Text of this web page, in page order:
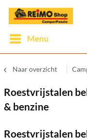
Menu
Naar overzicht
Roestvrijstalen
& benzine
Roestvrijstalen